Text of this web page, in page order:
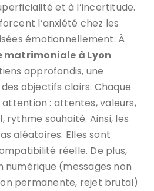
et à l’incertitude.
l’anxiété chez les
émotionnellement. À
matrimoniale à Lyon
approfondis, une
objectifs clairs. Chaque
: attentes, valeurs,
souhaité. Ainsi, les
aléatoires. Elles sont
réelle. De plus,
numérique (messages non
permanente, rejet brutal)